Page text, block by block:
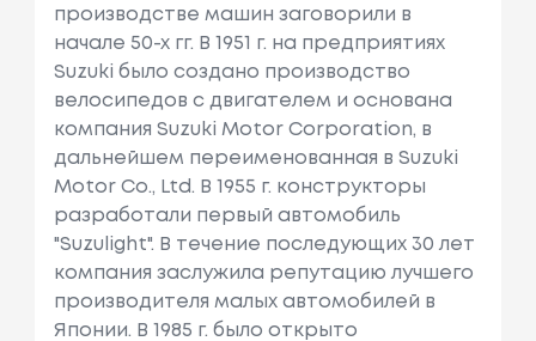
производстве машин заговорили в
начале 50-х гг. В 1951 г. на предприятиях
Suzuki было создано производство
велосипедов с двигателем и основана
компания Suzuki Motor Corporation, в
дальнейшем переименованная в Suzuki
Motor Co., Ltd. В 1955 г. конструкторы
разработали первый автомобиль
"Suzulight". В течение последующих 30 лет
компания заслужила репутацию лучшего
производителя малых автомобилей в
Японии. В 1985 г. было открыто